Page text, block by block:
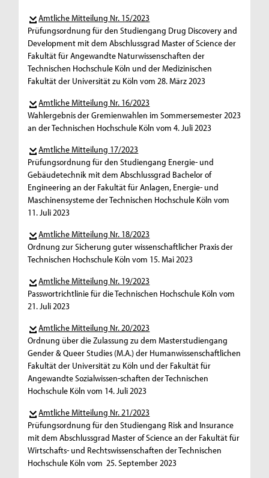
Amtliche Mitteilung Nr. 15/2023
Prüfungsordnung für den Studiengang Drug Discovery and
Development mit dem Abschlussgrad Master of Science der
Fakultät für Angewandte Naturwissenschaften der
Technischen Hochschule Köln und der Medizinischen
Fakultät der Universität zu Köln vom 28. März 2023
Amtliche Mitteilung Nr. 16/2023
Wahlergebnis der Gremienwahlen im Sommersemester 2023
an der Technischen Hochschule Köln vom 4. Juli 2023
Amtliche Mitteilung 17/2023
Prüfungsordnung für den Studiengang Energie- und
Gebäudetechnik mit dem Abschlussgrad Bachelor of
Engineering an der Fakultät für Anlagen, Energie- und
Maschinensysteme der Technischen Hochschule Köln vom
11. Juli 2023
Amtliche Mitteilung Nr. 18/2023
Ordnung zur Sicherung guter wissenschaftlicher Praxis der
Technischen Hochschule Köln vom 15. Mai 2023
Amtliche Mitteilung Nr. 19/2023
Passwortrichtlinie für die Technischen Hochschule Köln vom
21. Juli 2023
Amtliche Mitteilung Nr. 20/2023
Ordnung über die Zulassung zu dem Masterstudiengang
Gender & Queer Studies (M.A.) der Humanwissenschaftlichen
Fakultät der Universität zu Köln und der Fakultät für
Angewandte Sozialwissen-schaften der Technischen
Hochschule Köln vom 14. Juli 2023
Amtliche Mitteilung Nr. 21/2023
Prüfungsordnung für den Studiengang Risk and Insurance
mit dem Abschlussgrad Master of Science an der Fakultät für
Wirtschafts- und Rechtswissenschaften der Technischen
Hochschule Köln vom 25. September 2023